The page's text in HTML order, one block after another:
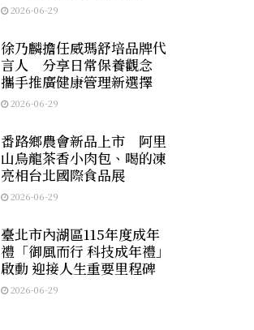
2026-06-29
徐乃麟擔任威瑪舒培品牌代
言人 分享日常保養觀念
攜手推廣健康管理新選擇
2026-06-29
番路鄉農會新品上市 阿里
山烏龍茶香小肉包、喝的凍
亮相台北國際食品展
2026-06-29
臺北市內湖區115年度成年
禮「御風而行 科技成年禮」
啟動 迎接人生重要里程碑
2026-06-29